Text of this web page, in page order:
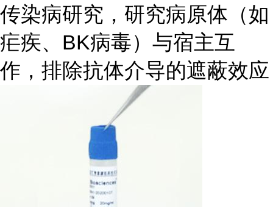
传染病研究，研究病原体（如
疟疾、BK病毒）与宿主互
作，排除抗体介导的遮蔽效应